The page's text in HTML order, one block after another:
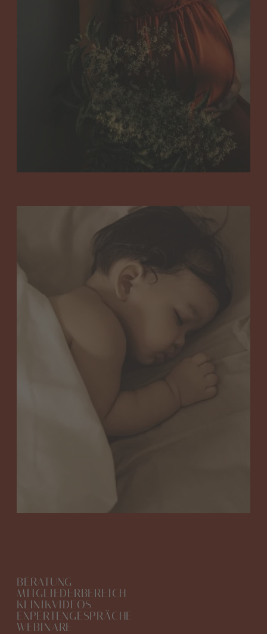
BERATUNG
MITGLIEDERBEREICH
KLINIKVIDEOS
EXPERTENGESPRÄCHE
WEBINARE
Manager